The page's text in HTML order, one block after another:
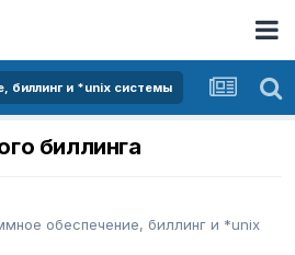
биллинг и *unix системы
биллинга
обеспечение, биллинг и *unix